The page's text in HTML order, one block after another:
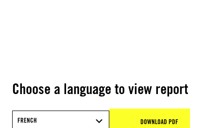
Choose a language to view report
FRENCH DOWNLOAD PDF